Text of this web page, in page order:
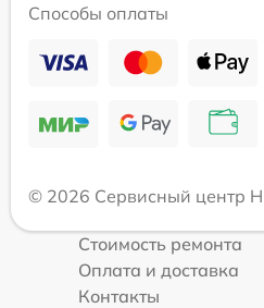
Способы оплаты
© 2026 Сервисный центр
Стоимость ремонта
Оплата и доставка
Контакты